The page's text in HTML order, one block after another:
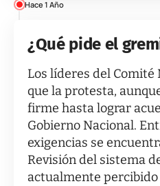
Hace 1 Año
¿Qué pide el
Los líderes del
que la protesta,
firme hasta lograr
Gobierno Nacional.
exigencias se
Revisión del sistema
actualmente